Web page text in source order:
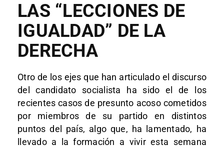
LAS “LECCIONES DE
IGUALDAD” DE LA
DERECHA
Otro de los ejes que han articulado el discurso
del candidato socialista ha sido el de los
recientes casos de presunto acoso cometidos
por miembros de su partido en distintos
puntos del país, algo que, ha lamentado, ha
llevado a la formación a vivir esta semana